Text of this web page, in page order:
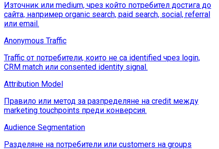
Източник или medium, чрез който потребител достига до
сайта, например organic search, paid search, social, referral
или email.
Anonymous Traffic
Traffic от потребители, които не са identified чрез login,
CRM match или consented identity signal.
Attribution Model
Правило или метод за разпределяне на credit между
marketing touchpoints преди конверсия.
Audience Segmentation
Разделяне на потребители или customers на groups